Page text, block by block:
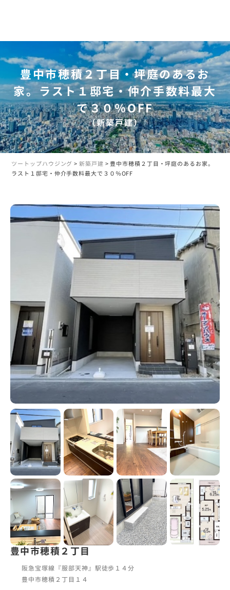
豊中市穂積２丁目・坪庭のあるお
家。ラスト１邸宅・仲介手数料最大
で３０％OFF
（新築戸建）
ツートップハウジング >新築戸建 >豊中市穂積２丁目・坪庭のあるお家。
ラスト１邸宅・仲介手数料最大で３０％OFF
豊中市穂積２丁目
阪急宝塚線『服部天神』駅徒歩１４分
豊中市穂積２丁目１４